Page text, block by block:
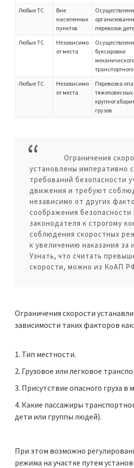
Любые ТС
Вне
населенных
пунктов
перевозок
Любые ТС
Независимо
от места
буксировки
механического
Любые ТС
Независимо
от места
Перевозка
тяжеловесных
грузов
Ограничения
установлены императивно
требований безопасности
движения и требуют
независимо от других
соображения
законодателя к строгому
соблюдения скоростных
к увеличению наказания за
Узнать, что считать
скорости, можно из КоАП
Ограничения скорости
зависимости таких факторов как:
Тип местности.
Грузовое или легковое
Присутствие опасного груза в
Какие пассажиры
дети или группы людей).
При этом возможно
режима на участке путем